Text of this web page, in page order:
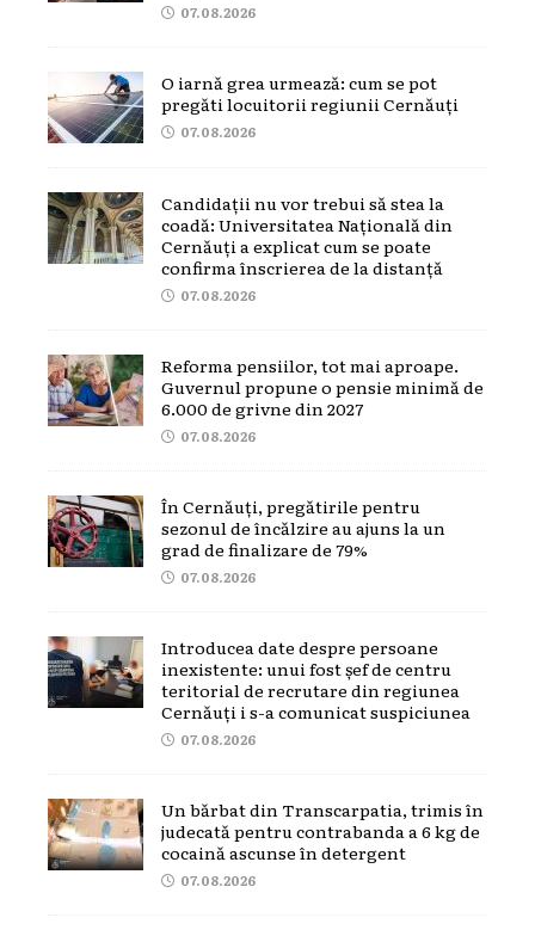
07.08.2026
O iarnă grea urmează: cum se pot
pregăti locuitorii regiunii Cernăuți
07.08.2026
Candidații nu vor trebui să stea la
coadă: Universitatea Națională din
Cernăuți a explicat cum se poate
confirma înscrierea de la distanță
07.08.2026
Reforma pensiilor, tot mai aproape.
Guvernul propune o pensie minimă de
6.000 de grivne din 2027
07.08.2026
În Cernăuți, pregătirile pentru
sezonul de încălzire au ajuns la un
grad de finalizare de 79%
07.08.2026
Introducea date despre persoane
inexistente: unui fost șef de centru
teritorial de recrutare din regiunea
Cernăuți i s-a comunicat suspiciunea
07.08.2026
Un bărbat din Transcarpatia, trimis în
judecată pentru contrabanda a 6 kg de
cocaină ascunse în detergent
07.08.2026